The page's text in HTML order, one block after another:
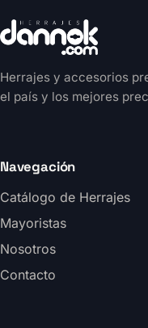
Herrajes y accesorios
el país y los mejores
Navegación
Catálogo de Herrajes
Mayoristas
Nosotros
Contacto